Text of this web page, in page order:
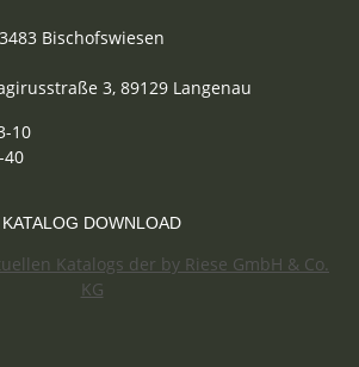
Bischofswiesen
3, 89129 Langenau
10
40
KATALOG DOWNLOAD